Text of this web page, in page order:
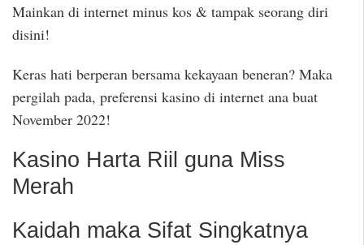
Mainkan di internet minus kos & tampak seorang diri
disini!
Keras hati berperan bersama kekayaan beneran? Maka
pergilah pada, preferensi kasino di internet ana buat
November 2022!
Kasino Harta Riil guna Miss
Merah
Kaidah maka Sifat Singkatnya